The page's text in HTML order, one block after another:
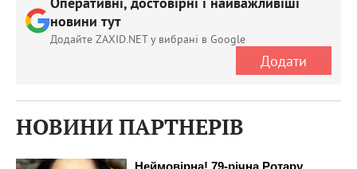
Оперативні, достовірні і найважливіші
новини тут
Додайте ZAXID.NET у вибрані в Google
Додати
НОВИНИ ПАРТНЕРІВ